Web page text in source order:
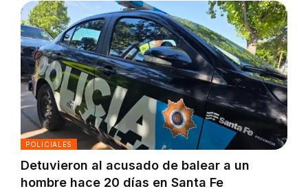
POLICIALES
Detuvieron al acusado de balear a un
hombre hace 20 días en Santa Fe